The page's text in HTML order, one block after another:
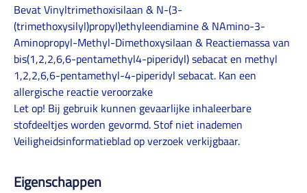
Bevat Vinyltrimethoxisilaan & N-(3-
(trimethoxysilyl)propyl)ethyleendiamine & NAmino-3-
Aminopropyl-Methyl-Dimethoxysilaan & Reactiemassa van
bis(1,2,2,6,6-pentamethyl4-piperidyl) sebacat en methyl
1,2,2,6,6-pentamethyl-4-piperidyl sebacat. Kan een
allergische reactie veroorzake
Let op! Bij gebruik kunnen gevaarlijke inhaleerbare
stofdeeltjes worden gevormd. Stof niet inademen
Veiligheidsinformatieblad op verzoek verkijgbaar.
Eigenschappen